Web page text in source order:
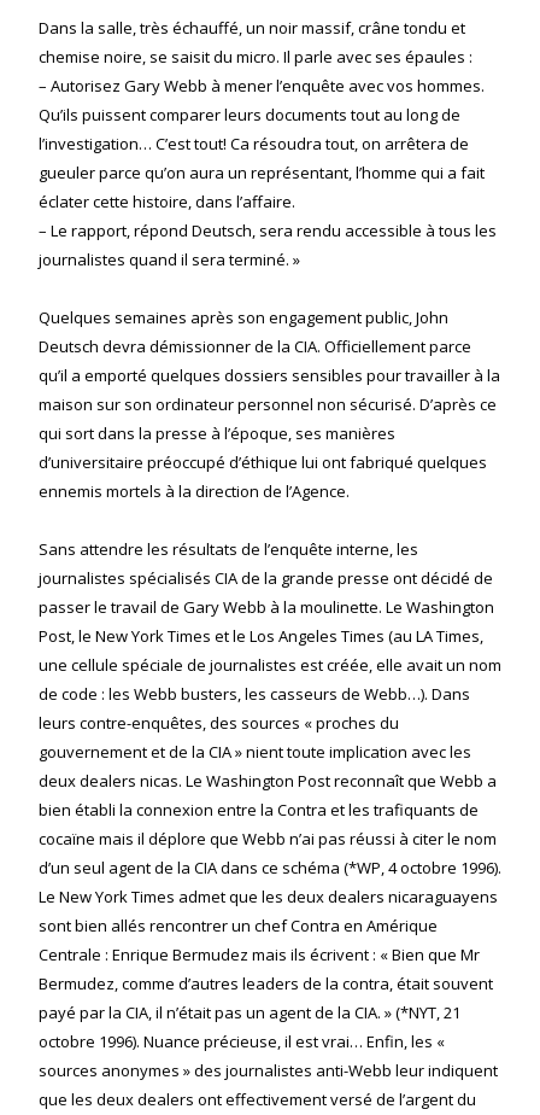
Dans la salle, très échauffé, un noir massif, crâne tondu et
chemise noire, se saisit du micro. Il parle avec ses épaules :
– Autorisez Gary Webb à mener l’enquête avec vos hommes.
Qu’ils puissent comparer leurs documents tout au long de
l’investigation… C’est tout! Ca résoudra tout, on arrêtera de
gueuler parce qu’on aura un représentant, l’homme qui a fait
éclater cette histoire, dans l’affaire.
– Le rapport, répond Deutsch, sera rendu accessible à tous les
journalistes quand il sera terminé. »
Quelques semaines après son engagement public, John
Deutsch devra démissionner de la CIA. Officiellement parce
qu’il a emporté quelques dossiers sensibles pour travailler à la
maison sur son ordinateur personnel non sécurisé. D’après ce
qui sort dans la presse à l’époque, ses manières
d’universitaire préoccupé d’éthique lui ont fabriqué quelques
ennemis mortels à la direction de l’Agence.
Sans attendre les résultats de l’enquête interne, les
journalistes spécialisés CIA de la grande presse ont décidé de
passer le travail de Gary Webb à la moulinette. Le Washington
Post, le New York Times et le Los Angeles Times (au LA Times,
une cellule spéciale de journalistes est créée, elle avait un nom
de code : les Webb busters, les casseurs de Webb…). Dans
leurs contre-enquêtes, des sources « proches du
gouvernement et de la CIA » nient toute implication avec les
deux dealers nicas. Le Washington Post reconnaît que Webb a
bien établi la connexion entre la Contra et les trafiquants de
cocaïne mais il déplore que Webb n’ai pas réussi à citer le nom
d’un seul agent de la CIA dans ce schéma (*WP, 4 octobre 1996).
Le New York Times admet que les deux dealers nicaraguayens
sont bien allés rencontrer un chef Contra en Amérique
Centrale : Enrique Bermudez mais ils écrivent : « Bien que Mr
Bermudez, comme d’autres leaders de la contra, était souvent
payé par la CIA, il n’était pas un agent de la CIA. » (*NYT, 21
octobre 1996). Nuance précieuse, il est vrai… Enfin, les «
sources anonymes » des journalistes anti-Webb leur indiquent
que les deux dealers ont effectivement versé de l’argent du